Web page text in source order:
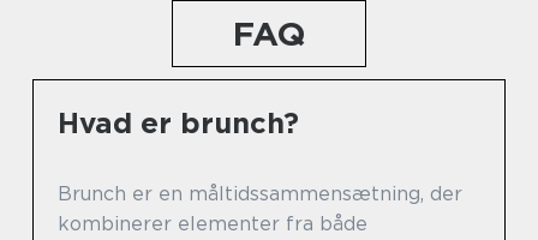
FAQ
Hvad er brunch?
Brunch er en måltidssammensætning, der
kombinerer elementer fra både